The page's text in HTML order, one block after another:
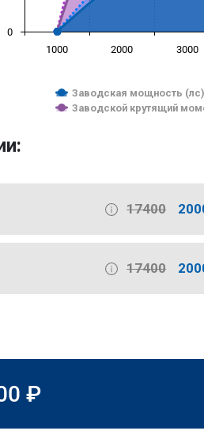
Заводская мощность (лс)
Заводской крутящий
1000 2000 3000
0
17400
17400
₽